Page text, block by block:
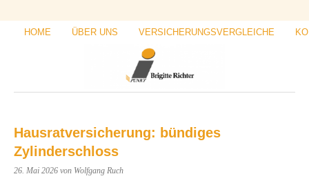
HOME ÜBER UNS VERSICHERUNGSVERGLEICHE
Hausratversicherung: bündiges
Zylinderschloss
26. Mai 2026 von Wolfgang Ruch